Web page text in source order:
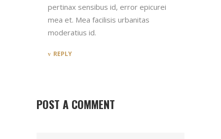
pertinax sensibus id, error epicurei
mea et. Mea facilisis urbanitas
moderatius id.
REPLY
POST A COMMENT